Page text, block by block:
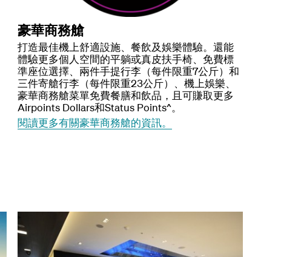
豪華商務艙
打造最佳機上舒適設施、餐飲及娛樂體驗。還能
體驗更多個人空間的平躺或真皮扶手椅、免費標
準座位選擇、兩件手提行李（每件限重7公斤）和
三件寄艙行李（每件限重23公斤）、機上娛樂、
豪華商務艙菜單免費餐膳和飲品，且可賺取更多
Airpoints Dollars和Status Points^。
閱讀更多有關豪華商務艙的資訊。